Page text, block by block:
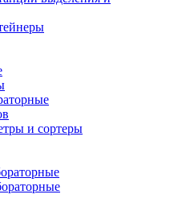
и сортеры